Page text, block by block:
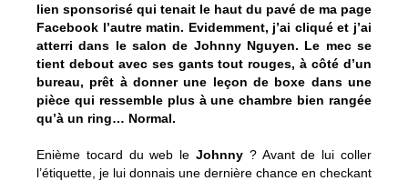
lien sponsorisé qui tenait le haut du pavé de ma page
Facebook l’autre matin. Evidemment, j’ai cliqué et j’ai
atterri dans le salon de Johnny Nguyen. Le mec se
tient debout avec ses gants tout rouges, à côté d’un
bureau, prêt à donner une leçon de boxe dans une
pièce qui ressemble plus à une chambre bien rangée
qu’à un ring… Normal.
Enième tocard du web le Johnny ? Avant de lui coller
l’étiquette, je lui donnais une dernière chance en checkant